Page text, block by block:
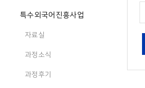
특수외국어진흥사업
자료실
과정소식
과정후기